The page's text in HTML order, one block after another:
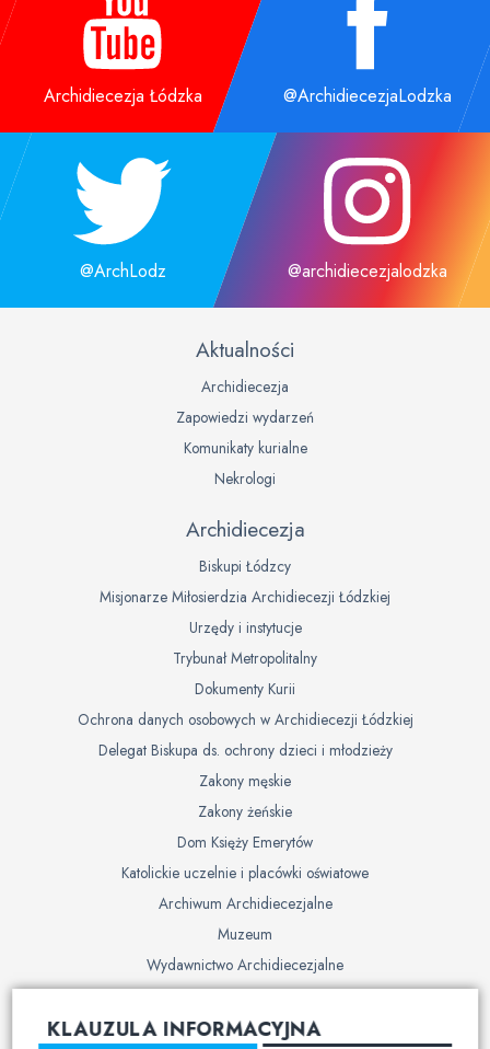
Archidiecezja Łódzka @ArchidiecezjaLodzka
@ArchLodz @archidiecezjalodzka
Aktualności
Archidiecezja
Zapowiedzi wydarzeń
Komunikaty kurialne
Nekrologi
Archidiecezja
Biskupi Łódzcy
Misjonarze Miłosierdzia Archidiecezji Łódzkiej
Urzędy i instytucje
Trybunał Metropolitalny
Dokumenty Kurii
Ochrona danych osobowych w Archidiecezji Łódzkiej
Delegat Biskupa ds. ochrony dzieci i młodzieży
Zakony męskie
Zakony żeńskie
Dom Księży Emerytów
Katolickie uczelnie i placówki oświatowe
Archiwum Archidiecezjalne
Muzeum
Wydawnictwo Archidiecezjalne
Cmentarze
KLAUZULA INFORMACYJNA